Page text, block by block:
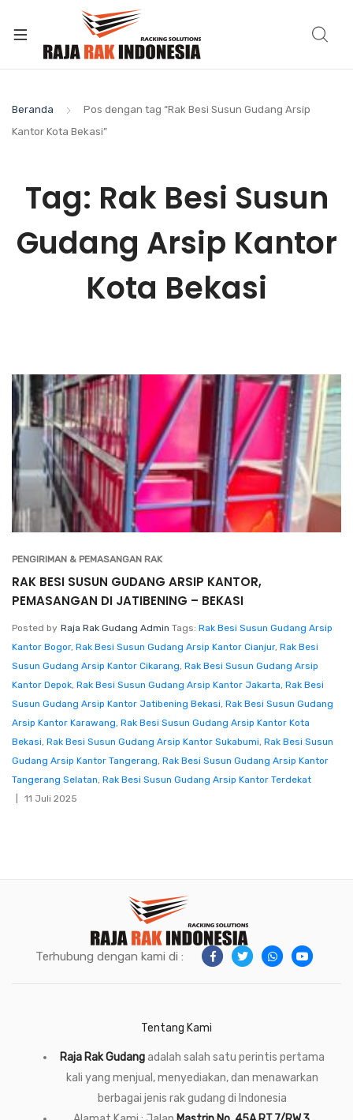
Beranda
Pos dengan tag “Rak Besi Susun Gudang Arsip
Kantor Kota Bekasi”
Tag: Rak Besi Susun
Gudang Arsip Kantor
Kota Bekasi
PENGIRIMAN & PEMASANGAN RAK
RAK BESI SUSUN GUDANG ARSIP KANTOR,
PEMASANGAN DI JATIBENING – BEKASI
Posted by Raja Rak Gudang Admin Tags: Rak Besi Susun Gudang Arsip
Kantor Bogor, Rak Besi Susun Gudang Arsip Kantor Cianjur, Rak Besi
Susun Gudang Arsip Kantor Cikarang, Rak Besi Susun Gudang Arsip
Kantor Depok, Rak Besi Susun Gudang Arsip Kantor Jakarta, Rak Besi
Susun Gudang Arsip Kantor Jatibening Bekasi, Rak Besi Susun Gudang
Arsip Kantor Karawang, Rak Besi Susun Gudang Arsip Kantor Kota
Bekasi, Rak Besi Susun Gudang Arsip Kantor Sukabumi, Rak Besi Susun
Gudang Arsip Kantor Tangerang, Rak Besi Susun Gudang Arsip Kantor
Tangerang Selatan, Rak Besi Susun Gudang Arsip Kantor Terdekat
11 Juli 2025
Terhubung dengan kami di :
Tentang Kami
Raja Rak Gudangadalah salah satu perintis pertama
kali yang menjual, menyediakan, dan menawarkan
berbagai jenis rak gudang di Indonesia